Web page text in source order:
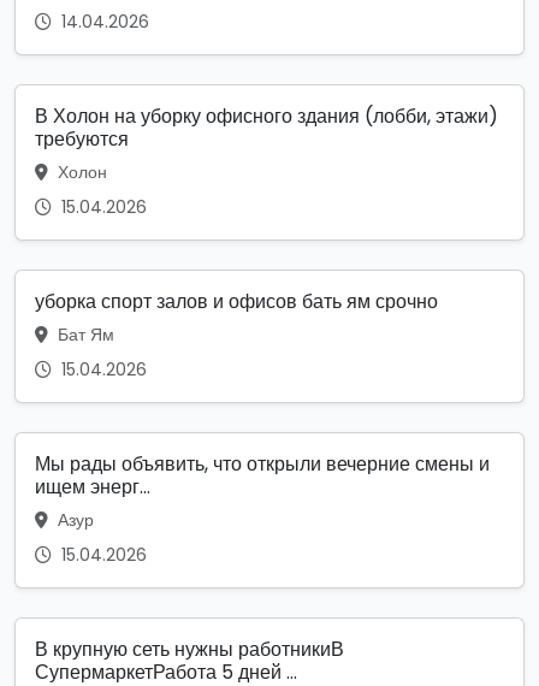
14.04.2026
В Холон на уборку офисного здания (лобби, этажи)
требуются
Холон
15.04.2026
уборка спорт залов и офисов бать ям срочно
Бат Ям
15.04.2026
Мы рады объявить, что открыли вечерние смены и
ищем энерг...
Азур
15.04.2026
В крупную сеть нужны работникиВ
СупермаркетРабота 5 дней ...